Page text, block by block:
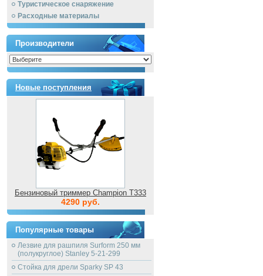
Туристическое снаряжение
Расходные материалы
Производители
Новые поступления
Бензиновый триммер Champion T333
4290 руб.
Популярные товары
Лезвие для рашпиля Surform 250 мм
(полукруглое) Stanley 5-21-299
Стойка для дрели Sparky SP 43